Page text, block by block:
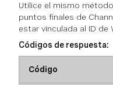
Utilice el mismo
puntos finales de
estar vinculada al ID de
Códigos de respuesta:
Código